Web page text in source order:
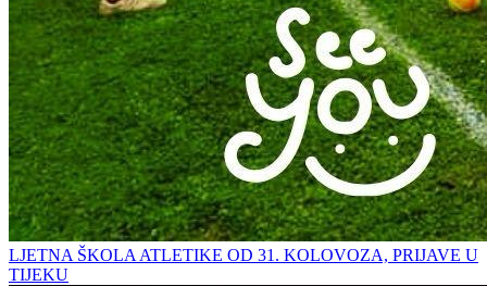
LJETNA ŠKOLA ATLETIKE OD 31. KOLOVOZA, PRIJAVE U
TIJEKU